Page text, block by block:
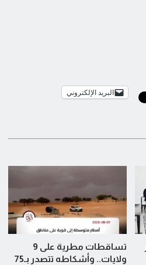
البريد الإلكتروني
تساقطات مطرية على 9
ولايات.. وأشكاطه تتصدر بـ75